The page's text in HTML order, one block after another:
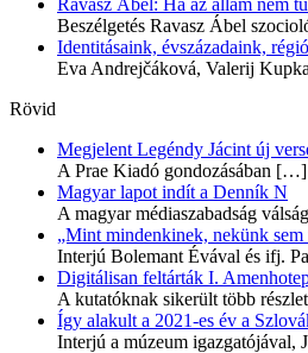
Beszélgetés Ravasz Ábel
Identitásaink, évszázadaink,
Eva Andrejčáková, Valerij
Rövid
Megjelent Legéndy Jácint új
A Prae Kiadó gondozásában […]
Magyar lapot indít a Denník N
A magyar médiaszabadság
„Mint mindenkinek, nekünk
Interjú Bolemant Évával és ifj.
Digitálisan feltárták I.
A kutatóknak sikerült több
Így alakult a 2021-es év a
Interjú a múzeum igazgatójával,